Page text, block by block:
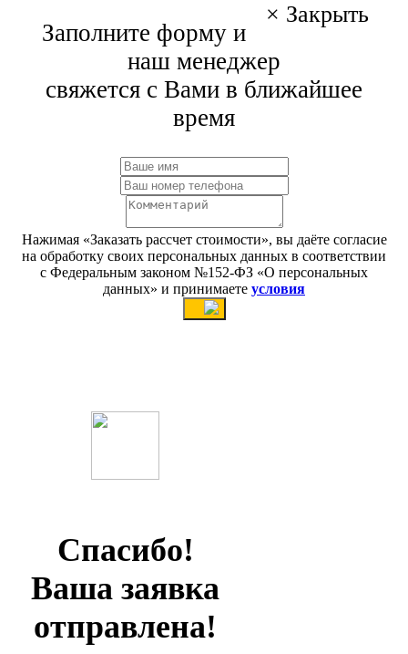
× Закрыть
Заполните форму и
наш менеджер
свяжется с Вами в ближайшее
время
Нажимая «Заказать рассчет стоимости», вы даёте согласие
на обработку своих персональных данных в соответствии
с Федеральным законом №152-ФЗ «О персональных
данных» и принимаете условия
Спасибо!
Ваша заявка
отправлена!